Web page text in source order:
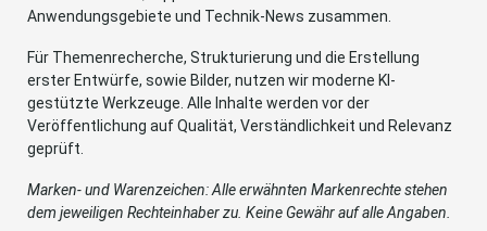
Anwendungsgebiete und Technik-News zusammen.
Für Themenrecherche, Strukturierung und die Erstellung
erster Entwürfe, sowie Bilder, nutzen wir moderne KI-
gestützte Werkzeuge. Alle Inhalte werden vor der
Veröffentlichung auf Qualität, Verständlichkeit und Relevanz
geprüft.
Marken- und Warenzeichen: Alle erwähnten Markenrechte stehen
dem jeweiligen Rechteinhaber zu. Keine Gewähr auf alle Angaben.